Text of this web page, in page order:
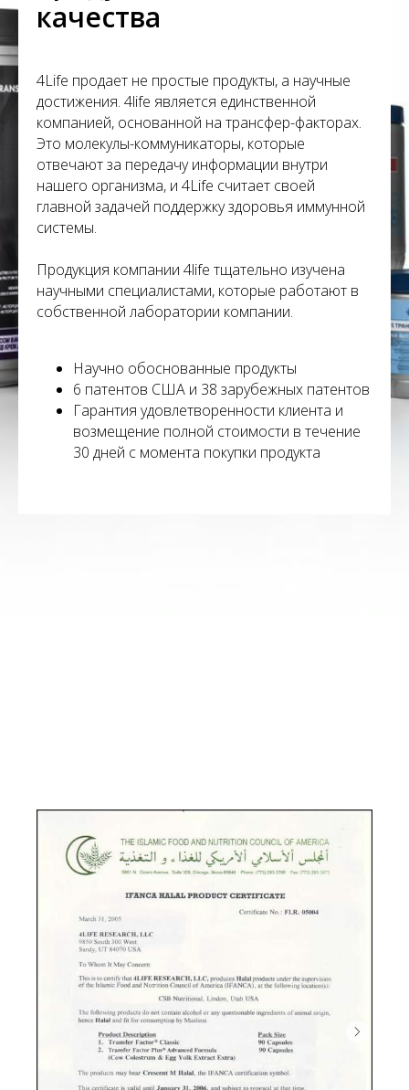
качества
4Life продает не простые продукты, а научные
достижения. 4life является единственной
компанией, основанной на трансфер-факторах.
Это молекулы-коммуникаторы, которые
отвечают за передачу информации внутри
нашего организма, и 4Life считает своей
главной задачей поддержку здоровья иммунной
системы.
Продукция компании 4life тщательно изучена
научными специалистами, которые работают в
собственной лаборатории компании.
Научно обоснованные продукты
6 патентов США и 38 зарубежных патентов
Гарантия удовлетворенности клиента и
возмещение полной стоимости в течение
30 дней с момента покупки продукта